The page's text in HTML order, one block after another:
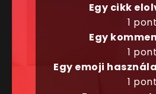
Egy cikk
1 pont
Egy
1 pont
Egy emoji
1 pont